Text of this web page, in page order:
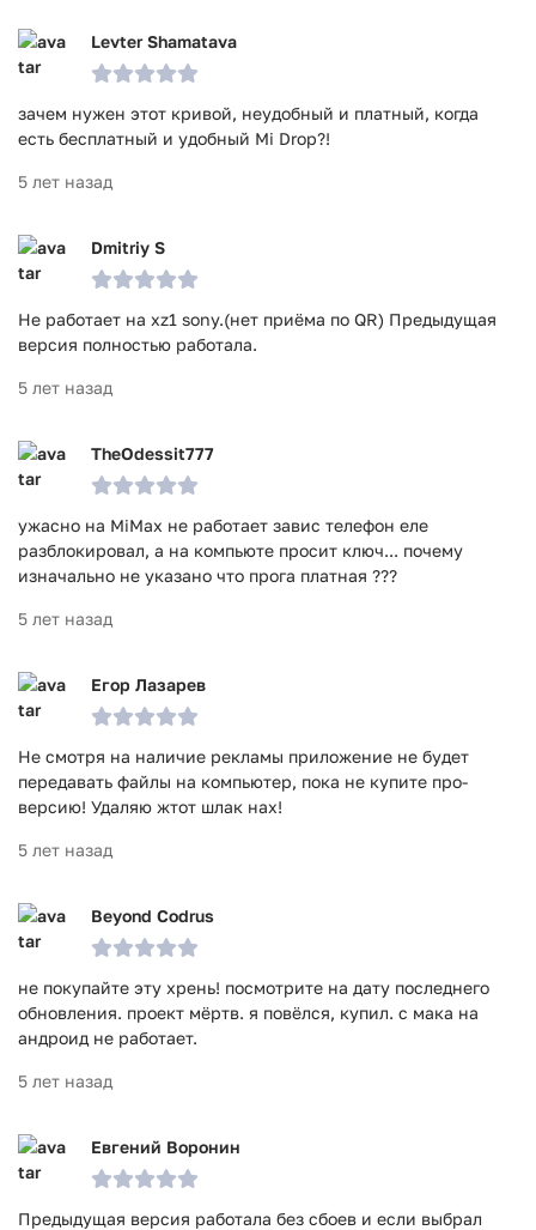
Levter Shamatava
зачем нужен этот кривой, неудобный и платный, когда
есть бесплатный и удобный Mi Drop?!
5 лет назад
Dmitriy S
Не работает на xz1 sony.(нет приёма по QR) Предыдущая
версия полностью работала.
5 лет назад
TheOdessit777
ужасно на MiMax не работает завис телефон еле
разблокировал, а на компьюте просит ключ... почему
изначально не указано что прога платная ???
5 лет назад
Егор Лазарев
Не смотря на наличие рекламы приложение не будет
передавать файлы на компьютер, пока не купите про-
версию! Удаляю жтот шлак нах!
5 лет назад
Beyond Codrus
не покупайте эту хрень! посмотрите на дату последнего
обновления. проект мёртв. я повёлся, купил. с мака на
андроид не работает.
5 лет назад
Евгений Воронин
Предыдущая версия работала без сбоев и если выбрал